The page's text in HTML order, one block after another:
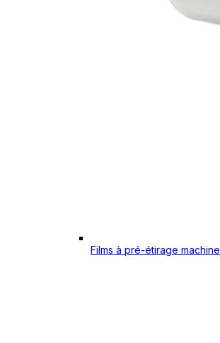
Films à pré-étirage machine